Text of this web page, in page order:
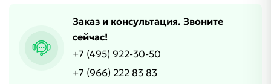
Заказ и консультация. Звоните
сейчас!
+7 (495) 922-30-50
+7 (966) 222 83 83